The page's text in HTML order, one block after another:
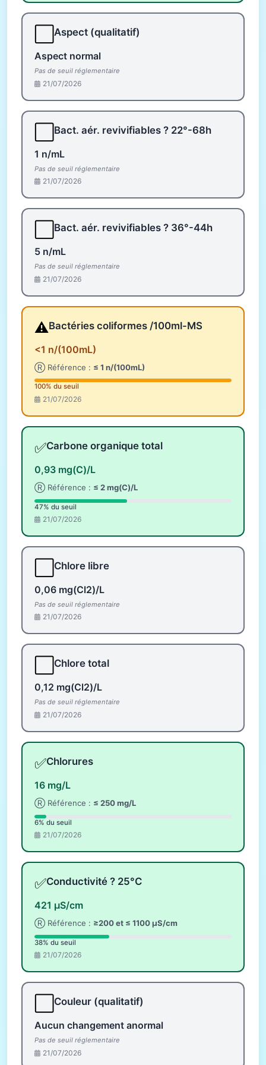
Aspect (qualitatif)
Aspect normal
Pas de seuil réglementaire
21/07/2026
Bact. aér. revivifiables ? 22°-68h
1 n/mL
Pas de seuil réglementaire
21/07/2026
Bact. aér. revivifiables ? 36°-44h
5 n/mL
Pas de seuil réglementaire
21/07/2026
⚠️Bactéries coliformes /100ml-MS
<1 n/(100mL)
Ⓡ Référence : ≤ 1 n/(100mL)
100% du seuil
21/07/2026
✅Carbone organique total
0,93 mg(C)/L
Ⓡ Référence : ≤ 2 mg(C)/L
47% du seuil
21/07/2026
Chlore libre
0,06 mg(Cl2)/L
Pas de seuil réglementaire
21/07/2026
Chlore total
0,12 mg(Cl2)/L
Pas de seuil réglementaire
21/07/2026
✅Chlorures
16 mg/L
Ⓡ Référence : ≤ 250 mg/L
6% du seuil
21/07/2026
✅Conductivité ? 25°C
421 µS/cm
Ⓡ Référence : ≥200 et ≤ 1100 µS/cm
38% du seuil
21/07/2026
Couleur (qualitatif)
Aucun changement anormal
Pas de seuil réglementaire
21/07/2026